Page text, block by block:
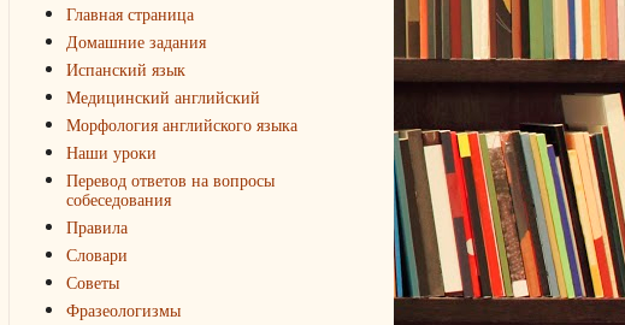
Главная страница
Домашние задания
Испанский язык
Медицинский английский
Морфология английского языка
Наши уроки
Перевод ответов на вопросы
собеседования
Правила
Словари
Советы
Фразеологизмы